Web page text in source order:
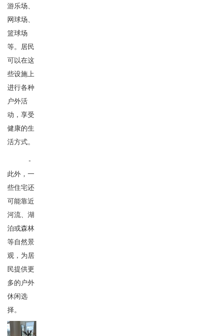
游乐场、
网球场、
篮球场
等。居民
可以在这
些设施上
进行各种
户外活
动，享受
健康的生
活方式。
-
此外，一
些住宅还
可能靠近
河流、湖
泊或森林
等自然景
观，为居
民提供更
多的户外
休闲选
择。